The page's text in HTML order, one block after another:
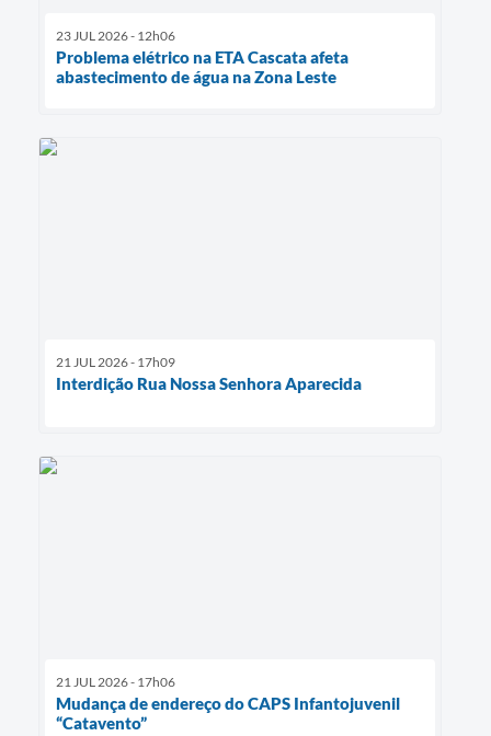
23 JUL 2026 - 12h06
Problema elétrico na ETA Cascata afeta
abastecimento de água na Zona Leste
21 JUL 2026 - 17h09
Interdição Rua Nossa Senhora Aparecida
21 JUL 2026 - 17h06
Mudança de endereço do CAPS Infantojuvenil
“Catavento”